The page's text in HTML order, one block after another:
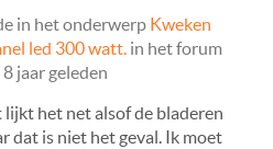
in het onderwerp Kweken
led 300 watt. in het forum
8 jaar geleden
het net alsof de bladeren
dat is niet het geval. Ik moet